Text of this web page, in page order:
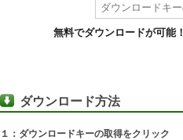
無料でダウンロードが可能！
ダウンロード方法
１：ダウンロードキーの取得をクリック